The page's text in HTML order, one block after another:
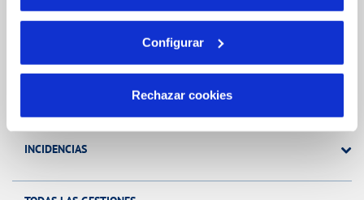
Configurar
Rechazar cookies
Gestiones Online
FACTURAS, PAGOS Y CONSUMOS
MODIFICACIÓN DE DATOS
INCIDENCIAS